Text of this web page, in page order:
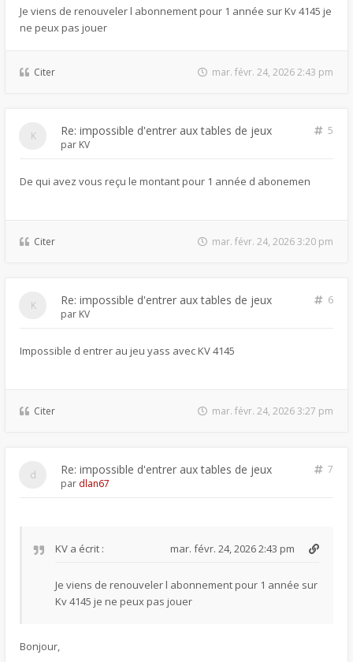
Je viens de renouveler l abonnement pour 1 année sur Kv 4145 je
ne peux pas jouer
Citer mar. févr. 24, 2026 2:43 pm
Re: impossible d'entrer aux tables de jeux
5
par KV
De qui avez vous reçu le montant pour 1 année d abonemen
Citer mar. févr. 24, 2026 3:20 pm
Re: impossible d'entrer aux tables de jeux
6
par KV
Impossible d entrer au jeu yass avec KV 4145
Citer mar. févr. 24, 2026 3:27 pm
Re: impossible d'entrer aux tables de jeux
7
par dlan67
KV a écrit : mar. févr. 24, 2026 2:43 pm
Je viens de renouveler l abonnement pour 1 année sur
Kv 4145 je ne peux pas jouer
Bonjour,